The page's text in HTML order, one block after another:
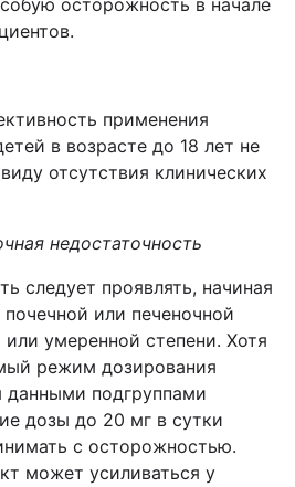
осторожность в начале
применения
в возрасте до 18 лет не
отсутствия клинических
недостаточность
следует проявлять, начиная
или печеночной
умеренной степени. Хотя
режим дозирования
данными подгруппами
дозы до 20 мг в сутки
с осторожностью.
может усиливаться у